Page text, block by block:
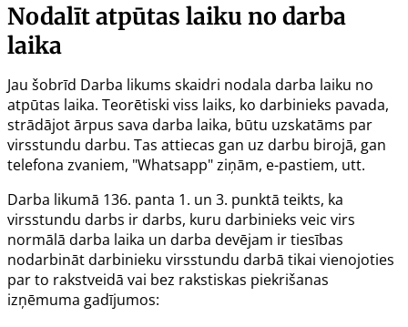
Nodalīt atpūtas laiku no darba
laika
Jau šobrīd Darba likums skaidri nodala darba laiku no
atpūtas laika. Teorētiski viss laiks, ko darbinieks pavada,
strādājot ārpus sava darba laika, būtu uzskatāms par
virsstundu darbu. Tas attiecas gan uz darbu birojā, gan
telefona zvaniem, "Whatsapp" ziņām, e-pastiem, utt.
Darba likumā 136. panta 1. un 3. punktā teikts, ka
virsstundu darbs ir darbs, kuru darbinieks veic virs
normālā darba laika un darba devējam ir tiesības
nodarbināt darbinieku virsstundu darbā tikai vienojoties
par to rakstveidā vai bez rakstiskas piekrišanas
izņēmuma gadījumos: